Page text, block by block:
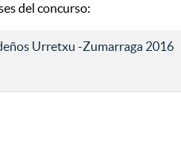
del concurso:
Urretxu -Zumarraga 2016
de la infancia y la adolescencia